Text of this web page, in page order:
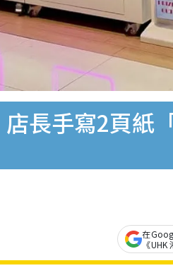
長手寫2頁紙
在
《UHK